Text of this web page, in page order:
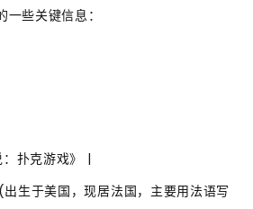
些关键信息：
扑克游戏》 |
生于美国，现居法国，主要用法语写